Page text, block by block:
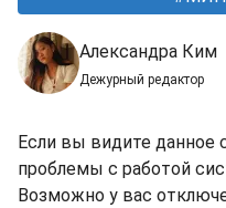
Александра Ким
Дежурный редактор
Если вы видите данное
проблемы с работой
Возможно у вас